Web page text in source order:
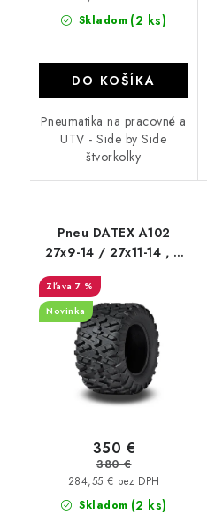
Skladom (2 ks)
DO KOŠÍKA
Pneumatika na pracovné a
UTV - Side by Side
štvorkolky
Pneu DATEX A102
27x9-14 / 27x11-14 , 6
7 %
Novinka
Skladom (2 ks)
284,55 € bez DPH
350 €
380 €